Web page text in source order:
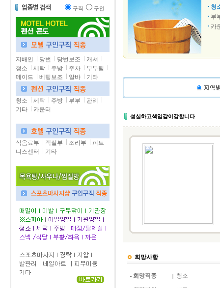
구직 구인
지배인 당번 당번보조
캐셔
청소
세탁 주방 주차
부부팀
메이드
베팅보조 알바 기타
청소 세탁 주방 부부
관리
기타
카운터
식음료부 객실부 조리부
피트
니스센터
기타
청
부
카
성실하고책임감이강합니다
희망사항
희망직종 청소